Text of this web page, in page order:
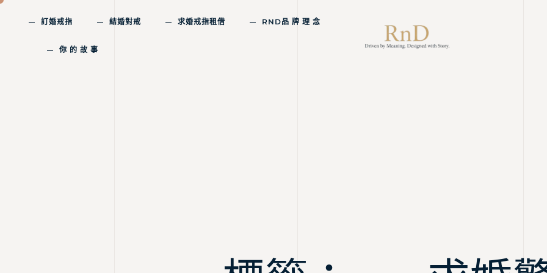
訂婚戒指 結婚對戒 求婚戒指租借 RND品 牌 理 念
你 的 故 事